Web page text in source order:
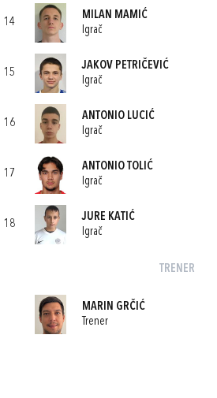
14
MILAN MAMIĆ
Igrač
15
JAKOV PETRIČEVIĆ
Igrač
16
ANTONIO LUCIĆ
Igrač
17
ANTONIO TOLIĆ
Igrač
18
JURE KATIĆ
Igrač
TRENER
MARIN GRČIĆ
Trener